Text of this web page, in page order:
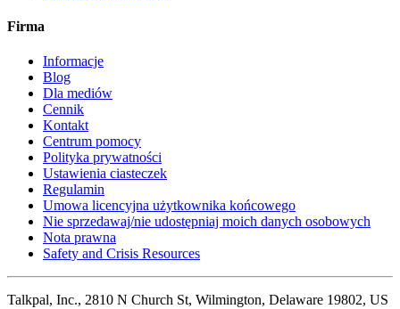
Firma
Informacje
Blog
Dla mediów
Cennik
Kontakt
Centrum pomocy
Polityka prywatności
Ustawienia ciasteczek
Regulamin
Umowa licencyjna użytkownika końcowego
Nie sprzedawaj/nie udostępniaj moich danych osobowych
Nota prawna
Safety and Crisis Resources
Talkpal, Inc., 2810 N Church St, Wilmington, Delaware 19802, US